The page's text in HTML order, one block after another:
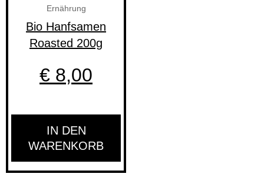
Ernährung
Bio Hanfsamen
Roasted 200g
€ 8,00
IN DEN
WARENKORB